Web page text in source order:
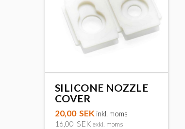
SILICONE NOZZLE
COVER
20,00 SEK inkl. moms
16,00 SEK exkl. moms